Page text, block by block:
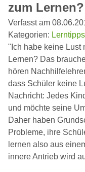
zum Lernen?
Verfasst am
Kategorien:
"Ich habe keine Lust
Lernen? Das
hören
dass Schüler keine
Nachricht: Jedes
und möchte seine
Daher haben
Probleme, ihre
lernen also aus
innere Antrieb wird